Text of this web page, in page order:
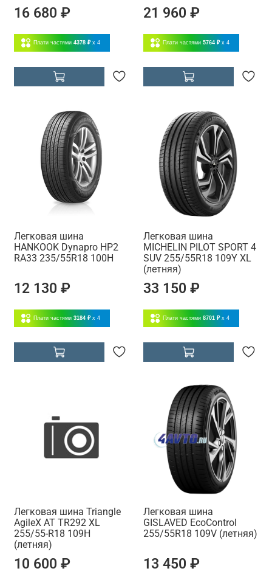
16 680 ₽
Плати частями 4378 ₽ x 4
21 960 ₽
Плати частями 5764 ₽ x 4
Легковая шина
HANKOOK Dynapro HP2
RA33 235/55R18 100H
12 130 ₽
Плати частями 3184 ₽ x 4
Легковая шина
MICHELIN PILOT SPORT 4
SUV 255/55R18 109Y XL
(летняя)
33 150 ₽
Плати частями 8701 ₽ x 4
Легковая шина Triangle
AgileX AT TR292 XL
255/55-R18 109H
(летняя)
10 600 ₽
Легковая шина
GISLAVED EcoControl
255/55R18 109V (летняя)
13 450 ₽